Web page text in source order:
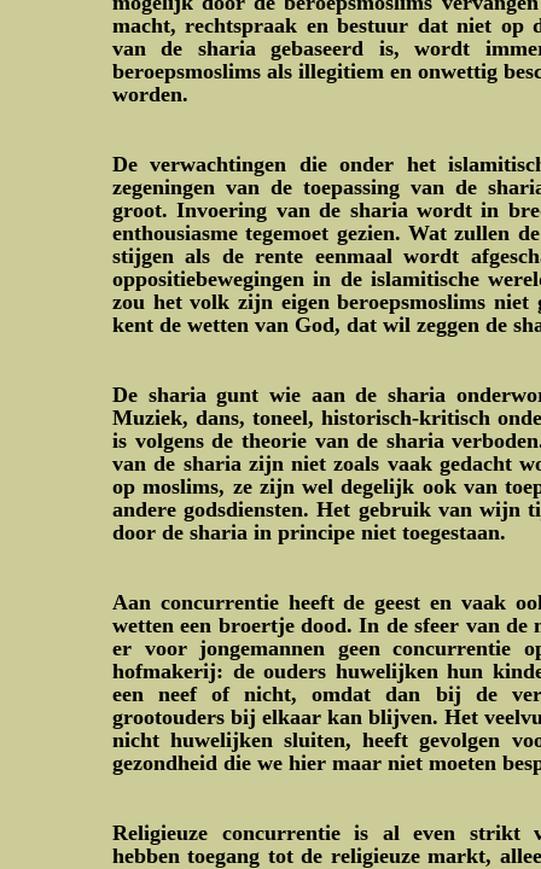
macht, rechtspraak en bestuur dat niet op
van de sharia gebaseerd is, wordt
beroepsmoslims als illegitiem en onwettig
worden.
De verwachtingen die onder het
zegeningen van de toepassing van de
groot. Invoering van de sharia wordt in
enthousiasme tegemoet gezien. Wat zullen
stijgen als de rente eenmaal wordt
oppositiebewegingen in de islamitische
zou het volk zijn eigen beroepsmoslims niet
kent de wetten van God, dat wil zeggen de
De sharia gunt wie aan de sharia
Muziek, dans, toneel, historisch-kritisch
is volgens de theorie van de sharia
van de sharia zijn niet zoals vaak gedacht
op moslims, ze zijn wel degelijk ook van
andere godsdiensten. Het gebruik van wijn
door de sharia in principe niet toegestaan.
Aan concurrentie heeft de geest en vaak
wetten een broertje dood. In de sfeer van de
er voor jongemannen geen concurrentie
hofmakerij: de ouders huwelijken hun
een neef of nicht, omdat dan bij de
grootouders bij elkaar kan blijven. Het
nicht huwelijken sluiten, heeft gevolgen
gezondheid die we hier maar niet moeten
Religieuze concurrentie is al even strikt
hebben toegang tot de religieuze markt,